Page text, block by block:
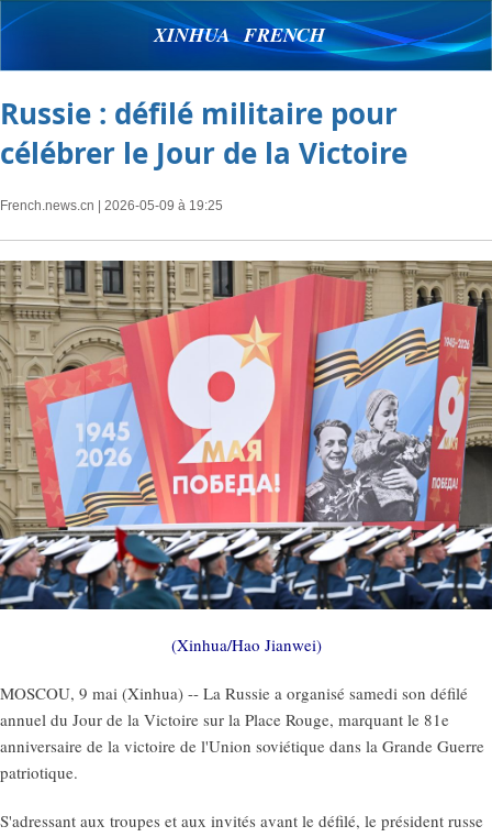
XINHUA FRENCH
Russie : défilé militaire pour
célébrer le Jour de la Victoire
French.news.cn | 2026-05-09 à 19:25
(Xinhua/Hao Jianwei)
MOSCOU, 9 mai (Xinhua) -- La Russie a organisé samedi son défilé
annuel du Jour de la Victoire sur la Place Rouge, marquant le 81e
anniversaire de la victoire de l'Union soviétique dans la Grande Guerre
patriotique.
S'adressant aux troupes et aux invités avant le défilé, le président russe